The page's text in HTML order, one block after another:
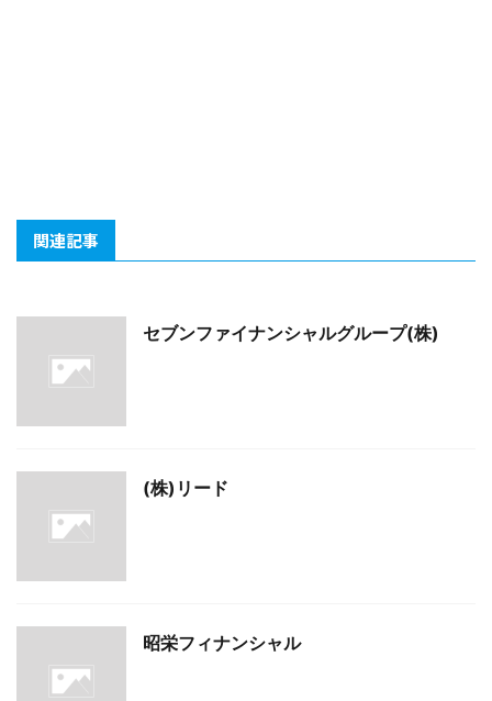
関連記事
セブンファイナンシャルグループ(株)
(株)リード
昭栄フィナンシャル